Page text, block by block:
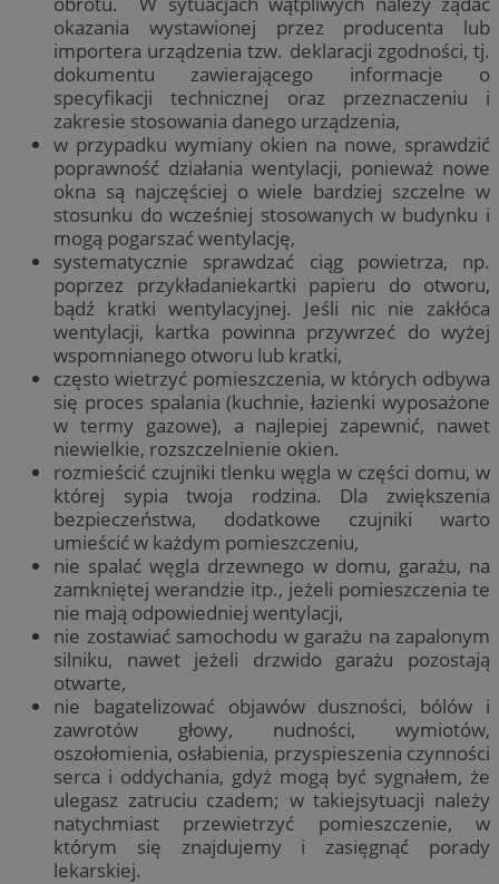
okazania wystawionej przez producenta lub
importera urządzenia tzw. deklaracji zgodności, tj.
dokumentu zawierającego informacje o
specyfikacji technicznej oraz przeznaczeniu i
zakresie stosowania danego urządzenia,
w przypadku wymiany okien na nowe, sprawdzić
poprawność działania wentylacji, ponieważ nowe
okna są najczęściej o wiele bardziej szczelne w
stosunku do wcześniej stosowanych w budynku i
mogą pogarszać wentylację,
systematycznie sprawdzać ciąg powietrza, np.
poprzez przykładaniekartki papieru do otworu,
bądź kratki wentylacyjnej. Jeśli nic nie zakłóca
wentylacji, kartka powinna przywrzeć do wyżej
wspomnianego otworu lub kratki,
często wietrzyć pomieszczenia, w których odbywa
się proces spalania (kuchnie, łazienki wyposażone
w termy gazowe), a najlepiej zapewnić, nawet
niewielkie, rozszczelnienie okien.
rozmieścić czujniki tlenku węgla w części domu, w
której sypia twoja rodzina. Dla zwiększenia
bezpieczeństwa, dodatkowe czujniki warto
umieścić w każdym pomieszczeniu,
nie spalać węgla drzewnego w domu, garażu, na
zamkniętej werandzie itp., jeżeli pomieszczenia te
nie mają odpowiedniej wentylacji,
nie zostawiać samochodu w garażu na zapalonym
silniku, nawet jeżeli drzwido garażu pozostają
otwarte,
nie bagatelizować objawów duszności, bólów i
zawrotów głowy, nudności, wymiotów,
oszołomienia, osłabienia, przyspieszenia czynności
serca i oddychania, gdyż mogą być sygnałem, że
ulegasz zatruciu czadem; w takiejsytuacji należy
natychmiast przewietrzyć pomieszczenie, w
którym się znajdujemy i zasięgnąć porady
lekarskiej.